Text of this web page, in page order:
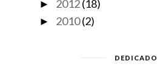
► 2012(18)
► 2010(2)
DEDICADO